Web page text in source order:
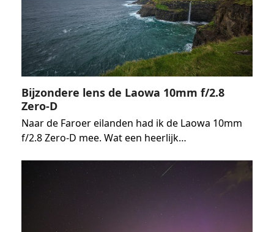
Bijzondere lens de Laowa 10mm f/2.8
Zero-D
Naar de Faroer eilanden had ik de Laowa 10mm
f/2.8 Zero-D mee. Wat een heerlijk…